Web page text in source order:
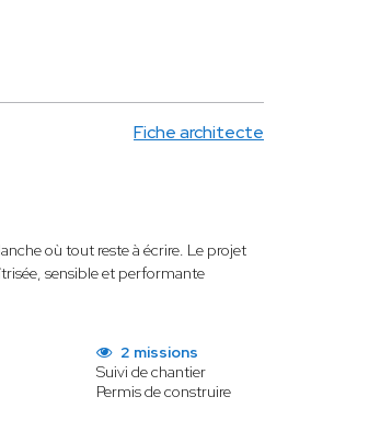
Fiche architecte
où tout reste à écrire. Le projet
sensible et performante
2 missions
Suivi de chantier
Permis de construire